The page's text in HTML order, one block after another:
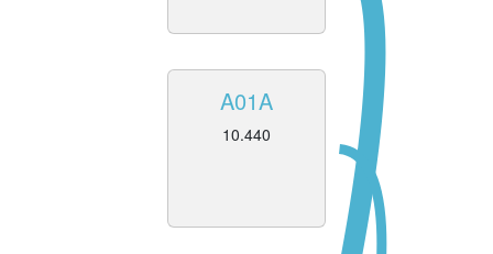
A01A
10.440